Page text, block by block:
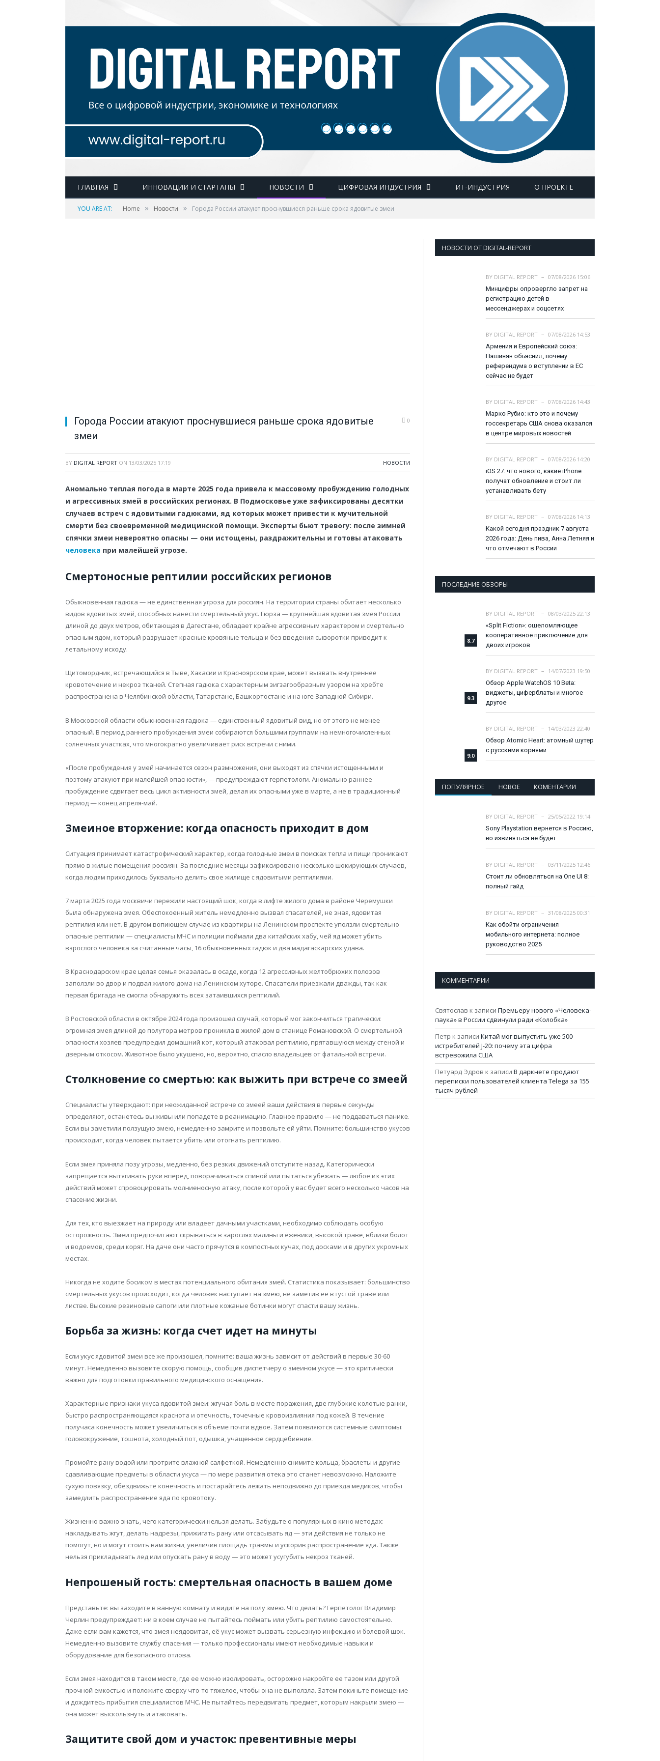
ГЛАВНАЯ ИННОВАЦИИ И СТАРТАПЫ НОВОСТИ ЦИФРОВАЯ ИНДУСТРИЯ ИТ-ИНДУСТРИЯ О ПРОЕКТЕ
YOU ARE AT: Home » Новости » Города России атакуют проснувшиеся раньше срока ядовитые змеи
Города России атакуют проснувшиеся раньше срока ядовитые
змеи
0
BY DIGITAL REPORT ON 13/03/2025 17:19 НОВОСТИ
Аномально теплая погода в марте 2025 года привела к массовому пробуждению голодных
и агрессивных змей в российских регионах. В Подмосковье уже зафиксированы десятки
случаев встреч с ядовитыми гадюками, яд которых может привести к мучительной
смерти без своевременной медицинской помощи. Эксперты бьют тревогу: после зимней
спячки змеи невероятно опасны — они истощены, раздражительны и готовы атаковать
человека при малейшей угрозе.
Смертоносные рептилии российских регионов
Обыкновенная гадюка — не единственная угроза для россиян. На территории страны обитает несколько
видов ядовитых змей, способных нанести смертельный укус. Гюрза — крупнейшая ядовитая змея России
длиной до двух метров, обитающая в Дагестане, обладает крайне агрессивным характером и смертельно
опасным ядом, который разрушает красные кровяные тельца и без введения сыворотки приводит к
летальному исходу.
Щитомордник, встречающийся в Тыве, Хакасии и Красноярском крае, может вызвать внутреннее
кровотечение и некроз тканей. Степная гадюка с характерным зигзагообразным узором на хребте
распространена в Челябинской области, Татарстане, Башкортостане и на юге Западной Сибири.
В Московской области обыкновенная гадюка — единственный ядовитый вид, но от этого не менее
опасный. В период раннего пробуждения змеи собираются большими группами на немногочисленных
солнечных участках, что многократно увеличивает риск встречи с ними.
«После пробуждения у змей начинается сезон размножения, они выходят из спячки истощенными и
поэтому атакуют при малейшей опасности», — предупреждают герпетологи. Аномально раннее
пробуждение сдвигает весь цикл активности змей, делая их опасными уже в марте, а не в традиционный
период — конец апреля-май.
Змеиное вторжение: когда опасность приходит в дом
Ситуация принимает катастрофический характер, когда голодные змеи в поисках тепла и пищи проникают
прямо в жилые помещения россиян. За последние месяцы зафиксировано несколько шокирующих случаев,
когда людям приходилось буквально делить свое жилище с ядовитыми рептилиями.
7 марта 2025 года москвичи пережили настоящий шок, когда в лифте жилого дома в районе Черемушки
была обнаружена змея. Обеспокоенный житель немедленно вызвал спасателей, не зная, ядовитая
рептилия или нет. В другом вопиющем случае из квартиры на Ленинском проспекте уползли смертельно
опасные рептилии — специалисты МЧС и полиции поймали два китайских хабу, чей яд может убить
взрослого человека за считанные часы, 16 обыкновенных гадюк и два мадагаскарских удава.
В Краснодарском крае целая семья оказалась в осаде, когда 12 агрессивных желтобрюхих полозов
заползли во двор и подвал жилого дома на Ленинском хуторе. Спасатели приезжали дважды, так как
первая бригада не смогла обнаружить всех затаившихся рептилий.
В Ростовской области в октябре 2024 года произошел случай, который мог закончиться трагически:
огромная змея длиной до полутора метров проникла в жилой дом в станице Романовской. О смертельной
опасности хозяев предупредил домашний кот, который атаковал рептилию, прятавшуюся между стеной и
дверным откосом. Животное было укушено, но, вероятно, спасло владельцев от фатальной встречи.
Столкновение со смертью: как выжить при встрече со змеей
Специалисты утверждают: при неожиданной встрече со змеей ваши действия в первые секунды
определяют, останетесь вы живы или попадете в реанимацию. Главное правило — не поддаваться панике.
Если вы заметили ползущую змею, немедленно замрите и позвольте ей уйти. Помните: большинство укусов
происходит, когда человек пытается убить или отогнать рептилию.
Если змея приняла позу угрозы, медленно, без резких движений отступите назад. Категорически
запрещается вытягивать руки вперед, поворачиваться спиной или пытаться убежать — любое из этих
действий может спровоцировать молниеносную атаку, после которой у вас будет всего несколько часов на
спасение жизни.
Для тех, кто выезжает на природу или владеет дачными участками, необходимо соблюдать особую
осторожность. Змеи предпочитают скрываться в зарослях малины и ежевики, высокой траве, вблизи болот
и водоемов, среди коряг. На даче они часто прячутся в компостных кучах, под досками и в других укромных
местах.
Никогда не ходите босиком в местах потенциального обитания змей. Статистика показывает: большинство
смертельных укусов происходит, когда человек наступает на змею, не заметив ее в густой траве или
листве. Высокие резиновые сапоги или плотные кожаные ботинки могут спасти вашу жизнь.
Борьба за жизнь: когда счет идет на минуты
Если укус ядовитой змеи все же произошел, помните: ваша жизнь зависит от действий в первые 30-60
минут. Немедленно вызовите скорую помощь, сообщив диспетчеру о змеином укусе — это критически
важно для подготовки правильного медицинского оснащения.
Характерные признаки укуса ядовитой змеи: жгучая боль в месте поражения, две глубокие колотые ранки,
быстро распространяющаяся краснота и отечность, точечные кровоизлияния под кожей. В течение
получаса конечность может увеличиться в объеме почти вдвое. Затем появляются системные симптомы:
головокружение, тошнота, холодный пот, одышка, учащенное сердцебиение.
Промойте рану водой или протрите влажной салфеткой. Немедленно снимите кольца, браслеты и другие
сдавливающие предметы в области укуса — по мере развития отека это станет невозможно. Наложите
сухую повязку, обездвижьте конечность и постарайтесь лежать неподвижно до приезда медиков, чтобы
замедлить распространение яда по кровотоку.
Жизненно важно знать, чего категорически нельзя делать. Забудьте о популярных в кино методах:
накладывать жгут, делать надрезы, прижигать рану или отсасывать яд — эти действия не только не
помогут, но и могут стоить вам жизни, увеличив площадь травмы и ускорив распространение яда. Также
нельзя прикладывать лед или опускать рану в воду — это может усугубить некроз тканей.
Непрошеный гость: смертельная опасность в вашем доме
Представьте: вы заходите в ванную комнату и видите на полу змею. Что делать? Герпетолог Владимир
Черлин предупреждает: ни в коем случае не пытайтесь поймать или убить рептилию самостоятельно.
Даже если вам кажется, что змея неядовитая, её укус может вызвать серьезную инфекцию и болевой шок.
Немедленно вызовите службу спасения — только профессионалы имеют необходимые навыки и
оборудование для безопасного отлова.
Если змея находится в таком месте, где ее можно изолировать, осторожно накройте ее тазом или другой
прочной емкостью и положите сверху что-то тяжелое, чтобы она не выползла. Затем покиньте помещение
и дождитесь прибытия специалистов МЧС. Не пытайтесь передвигать предмет, которым накрыли змею —
она может выскользнуть и атаковать.
Защитите свой дом и участок: превентивные меры
НОВОСТИ ОТ DIGITAL-REPORT
BY DIGITAL REPORT
07/08/2026 15:06
Минцифры опровергло запрет на
регистрацию детей в
мессенджерах и соцсетях
BY DIGITAL REPORT
07/08/2026 14:53
Армения и Европейский союз:
Пашинян объяснил, почему
референдума о вступлении в ЕС
сейчас не будет
BY DIGITAL REPORT
07/08/2026 14:43
Марко Рубио: кто это и почему
госсекретарь США снова оказался
в центре мировых новостей
BY DIGITAL REPORT
07/08/2026 14:20
iOS 27: что нового, какие iPhone
получат обновление и стоит ли
устанавливать бету
BY DIGITAL REPORT
07/08/2026 14:13
Какой сегодня праздник 7 августа
2026 года: День пива, Анна Летняя и
что отмечают в России
ПОСЛЕДНИЕ ОБЗОРЫ
8.7
BY DIGITAL REPORT
08/03/2025 22:13
«Split Fiction»: ошеломляющее
кооперативное приключение для
двоих игроков
9.3
BY DIGITAL REPORT
14/07/2023 19:50
Обзор Apple WatchOS 10 Beta:
виджеты, циферблаты и многое
другое
9.0
BY DIGITAL REPORT
14/03/2023 22:40
Обзор Atomic Heart: атомный шутер
с русскими корнями
ПОПУЛЯРНОЕ НОВОЕ КОМЕНТАРИИ
BY DIGITAL REPORT
25/05/2022 19:14
Sony Playstation вернется в Россию,
но извиняться не будет
BY DIGITAL REPORT
03/11/2025 12:46
Стоит ли обновляться на One UI 8:
полный гайд
BY DIGITAL REPORT
31/08/2025 00:31
Как обойти ограничения
мобильного интернета: полное
руководство 2025
КОММЕНТАРИИ
Святослав к записи Премьеру нового «Человека-
паука» в России сдвинули ради «Колобка»
Петр к записи Китай мог выпустить уже 500
истребителей J-20: почему эта цифра
встревожила США
Петуард Эдров к записи В даркнете продают
переписки пользователей клиента Telega за 155
тысяч рублей